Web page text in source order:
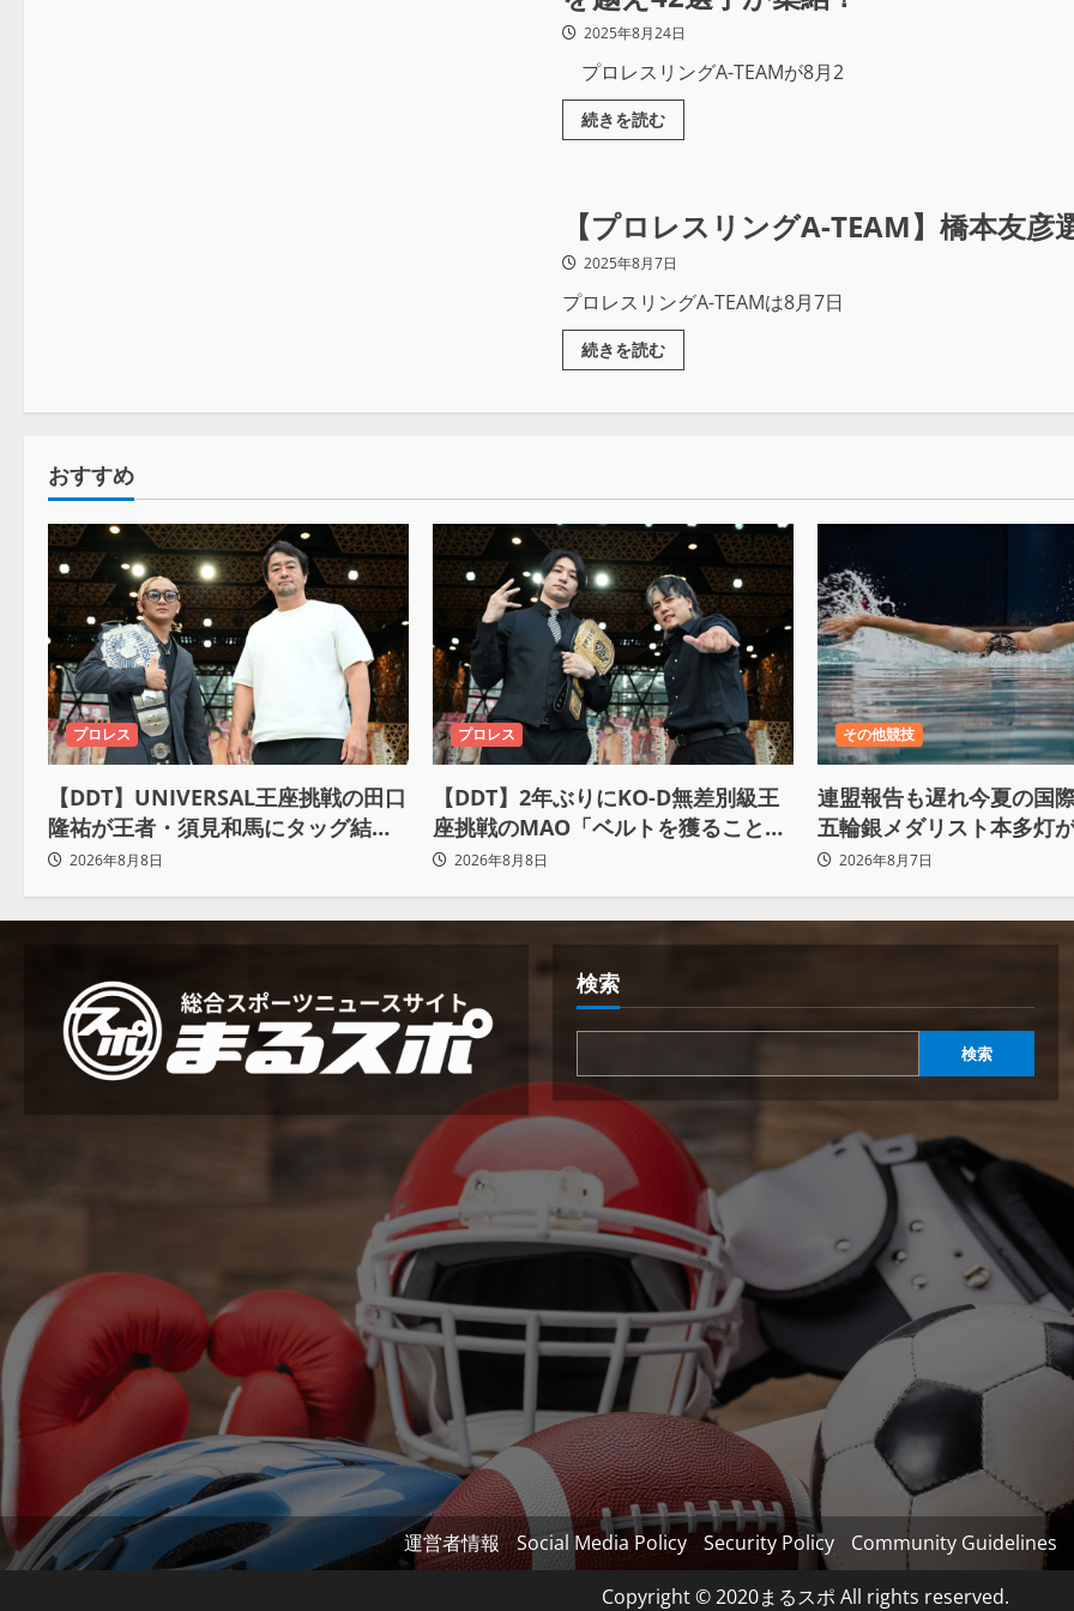
2025年8月24日
プロレスリングA-TEAMが8月2
続きを読む
【プロレスリングA-TEAM】橋本友
2025年8月7日
プロレスリングA-TEAMは8月7日
続きを読む
おすすめ
プロレス
【DDT】UNIVERSAL王座挑戦の田口
隆祐が王者・須見和馬にタッグ結成
ラブコール！「この試合が終わった
っていただければ」
2026年8月8日
プロレス
【DDT】2年ぶりにKO-D無差別級王
座挑戦のMAO「ベルトを獲ること
で、上野勇希とMAOで一時代あった
2026年8月8日
その他競技
連盟報告も遅れ今夏の国
五輪銀メダリスト本多灯
致傷で起訴
2026年8月7日
検索
検索
運営者情報 Social Media Policy Security Policy Community Guidelines
Copyright © 2020まるスポ All rights reserved.